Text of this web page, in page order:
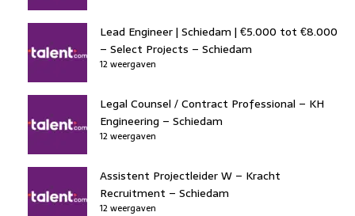
Lead Engineer | Schiedam | €5.000 tot €8.000
– Select Projects – Schiedam
12 weergaven
Legal Counsel / Contract Professional – KH
Engineering – Schiedam
12 weergaven
Assistent Projectleider W – Kracht
Recruitment – Schiedam
12 weergaven